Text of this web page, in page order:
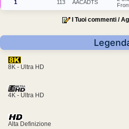
1 113 AACADTS
I Tuoi commenti /
8K - Ultra HD
4K - Ultra HD
Alta Definizione